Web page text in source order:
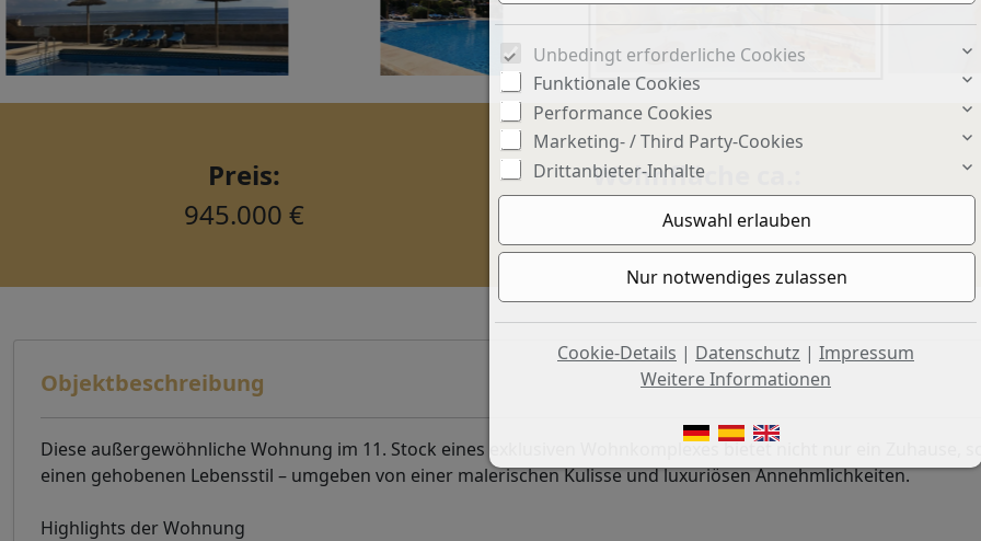
Preis:
945.000 €
Wohnfläche ca.:
91 m²
Objektbeschreibung
Diese außergewöhnliche Wohnung im 11. Stock eines exklusiven Wohnkomplexes bietet nicht nur ein Zuhause,
einen gehobenen Lebensstil – umgeben von einer malerischen Kulisse und luxuriösen Annehmlichkeiten.
Highlights der Wohnung
Unbedingt erforderliche Cookies
Funktionale Cookies
Performance Cookies
Marketing- / Third Party-Cookies
Drittanbieter-Inhalte
Cookie-Details | Datenschutz | Impressum
Weitere Informationen